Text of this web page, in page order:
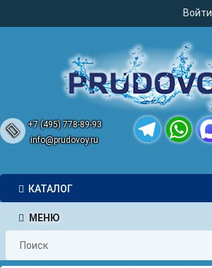
Войти
+7 (495) 778-89-93
info@prudovoy.ru
КАТАЛОГ
МЕНЮ